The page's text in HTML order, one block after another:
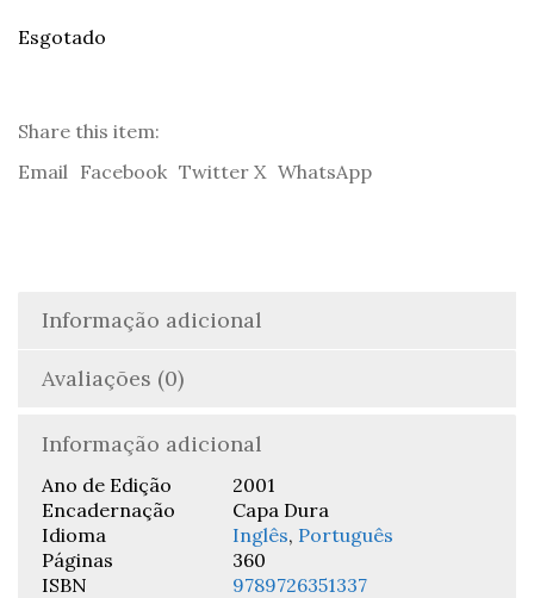
Esgotado
Share this item:
Email Facebook Twitter X WhatsApp
Informação adicional
Avaliações (0)
Informação adicional
Ano de Edição
2001
Encadernação
Capa Dura
Idioma
Inglês, Português
Páginas
360
ISBN
9789726351337